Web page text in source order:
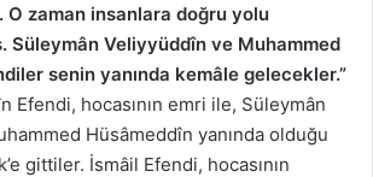
O zaman insanlara doğru yolu
Süleymân Veliyyüddîn ve Muhammed
senin yanında kemâle gelecekler.”
Efendi, hocasının emri ile, Süleymân
Hüsâmeddîn yanında olduğu
gittiler. İsmâil Efendi, hocasının